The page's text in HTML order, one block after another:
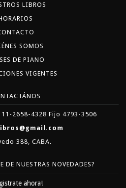
LIBROS
SOMOS
DE PIANO
VIGENTES
11-2658-4328 Fijo 4793-3506
388, CABA.
DE NUESTRAS NOVEDADES?
ahora!